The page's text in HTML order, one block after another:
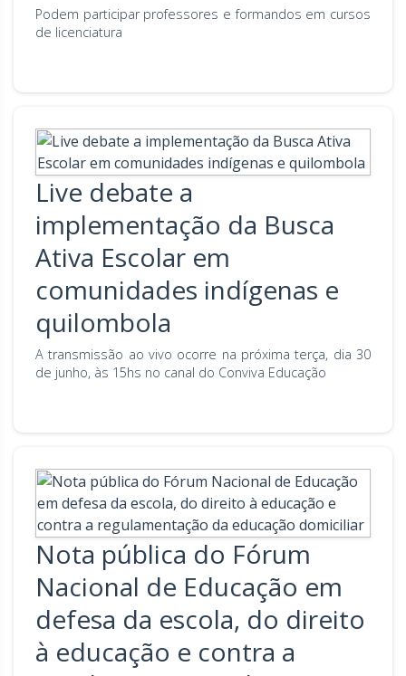
Podem participar professores e formandos em cursos
de licenciatura
Live debate a
implementação da Busca
Ativa Escolar em
comunidades indígenas e
quilombola
A transmissão ao vivo ocorre na próxima terça, dia 30
de junho, às 15hs no canal do Conviva Educação
Nota pública do Fórum
Nacional de Educação em
defesa da escola, do direito
à educação e contra a